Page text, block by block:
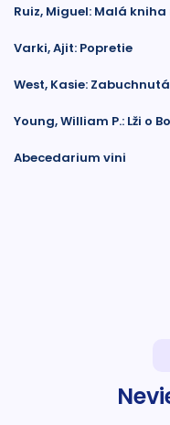
Ruiz, Miguel: Malá
Varki, Ajit: Popretie
West, Kasie:
Young, William P.: Lži o
Abecedarium vini